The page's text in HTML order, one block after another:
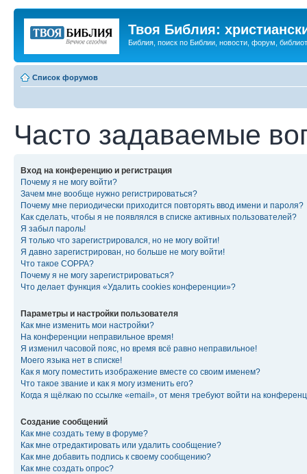
Твоя Библия:
Библия, поиск по Библии, новости, форум,
Список форумов
Часто задаваемые
Вход на конференцию и регистрация
Почему я не могу войти?
Зачем мне вообще нужно регистрироваться?
Почему мне периодически приходится повторять ввод имени и пароля?
Как сделать, чтобы я не появлялся в списке активных пользователей?
Я забыл пароль!
Я только что зарегистрировался, но не могу войти!
Я давно зарегистрирован, но больше не могу войти!
Что такое COPPA?
Почему я не могу зарегистрироваться?
Что делает функция «Удалить cookies конференции»?
Параметры и настройки пользователя
Как мне изменить мои настройки?
На конференции неправильное время!
Я изменил часовой пояс, но время всё равно неправильное!
Моего языка нет в списке!
Как я могу поместить изображение вместе со своим именем?
Что такое звание и как я могу изменить его?
Когда я щёлкаю по ссылке «email», от меня требуют войти на
Создание сообщений
Как мне создать тему в форуме?
Как мне отредактировать или удалить сообщение?
Как мне добавить подпись к своему сообщению?
Как мне создать опрос?